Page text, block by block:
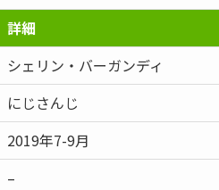
詳細
シェリン・バーガンディ
にじさんじ
2019年7-9月
–